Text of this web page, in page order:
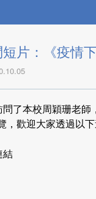
短片：《疫
了本校周穎珊老
，歡迎大家透過以
結